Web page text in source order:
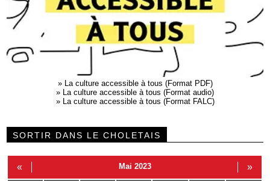
»
La culture accessible à tous (Format PDF)
»
La culture accessible à tous (Format audio)
»
La culture accessible à tous (Format FALC)
SORTIR DANS LE CHOLETAIS
« Mai 2023 »